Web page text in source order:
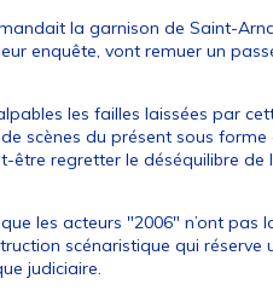
la garnison de Saint-
enquête, vont remuer un
les failles laissées par
scènes du présent sous
être regretter le déséquilibre de
les acteurs "2006" n’ont pas
scénaristique qui
judiciaire.